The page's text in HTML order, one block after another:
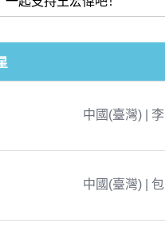
中國(臺灣) | 李
中國(臺灣) | 包